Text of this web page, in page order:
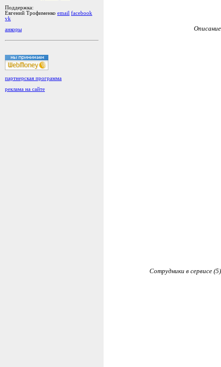
Поддержка:
Евгений Трофименко email facebook
vk
анкоры
партнерская программа
реклама на сайте
Описание
Сотрудники в сервисе (5)